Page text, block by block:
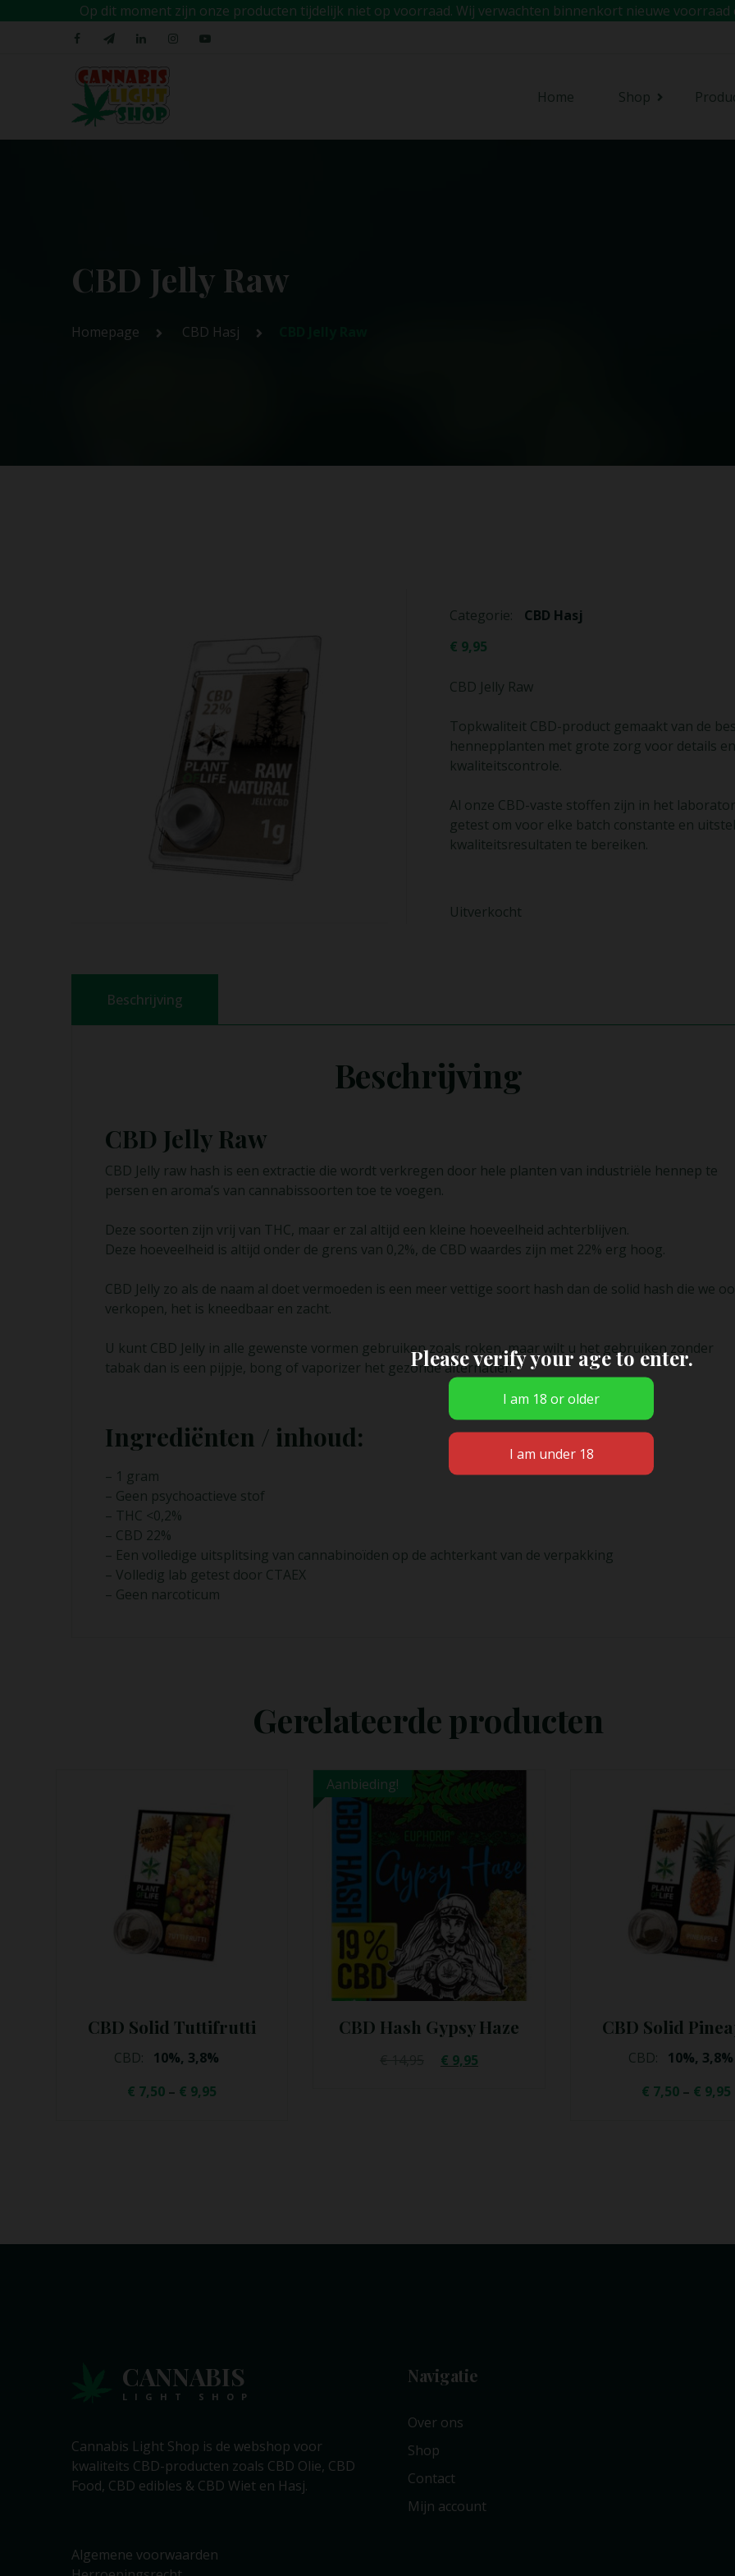
Op dit moment zijn onze producten tijdelijk niet op voorraad. Wij verwachten binnenkort nieuwe
Home Shop
CBD Jelly Raw
Homepage CBD Hasj
Categorie:
CBD Hasj
€ 9,95
CBD Jelly Raw
Topkwaliteit CBD-product gemaakt van de
hennepplanten met grote zorg voor details en
kwaliteitscontrole.
Al onze CBD-vaste stoffen zijn in het
getest om voor elke batch constante en
kwaliteitsresultaten te bereiken.
Uitverkocht
Beschrijving
Beschrijving
CBD Jelly Raw
CBD Jelly raw hash is een extractie die wordt verkregen door hele planten van industriële hennep te
persen en aroma’s van cannabissoorten toe te voegen.
Deze soorten zijn vrij van THC, maar er zal altijd een kleine hoeveelheid achterblijven.
Deze hoeveelheid is altijd onder de grens van 0,2%, de CBD waardes zijn met 22% erg hoog.
CBD Jelly zo als de naam al doet vermoeden is een meer vettige soort hash dan de solid hash die we
verkopen, het is kneedbaar en zacht.
U kunt CBD Jelly in alle gewenste vormen gebruiken zoals roken, maar wilt u het gebruiken zonder
tabak dan is een pijpje, bong of vaporizer het gezonde alternatief.
Ingrediënten / inhoud:
– 1 gram
– Geen psychoactieve stof
– THC <0,2%
– CBD 22%
– Een volledige uitsplitsing van cannabinoïden op de achterkant van de verpakking
– Volledig lab getest door CTAEX
– Geen narcoticum
Gerelateerde producten
CBD Hash Gypsy Haze
€14,95 €9,95
CBD Solid Pineapple
10%, 3,8%
Opties
Selecteren
CBD Solid
CBD:
10%, 3,8%
€7,50–€9,95
CANNABIS
LIGHT SHOP
Cannabis Light Shop is de webshop voor
kwaliteits CBD-producten zoals CBD Olie, CBD
Food, CBD edibles & CBD Wiet en Hasj.
Algemene voorwaarden
Navigatie
Over ons
Shop
Contact
Mijn account
Please verify your age to enter.